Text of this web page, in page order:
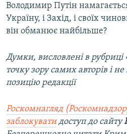
Володимир Путін
Україну, і Захід, і своїх
він обманює найбільше?
Думки, висловлені в
точку зору самих авторів і
позицію редакції
Роскомнагляд
заблокуватидоступ до сайту